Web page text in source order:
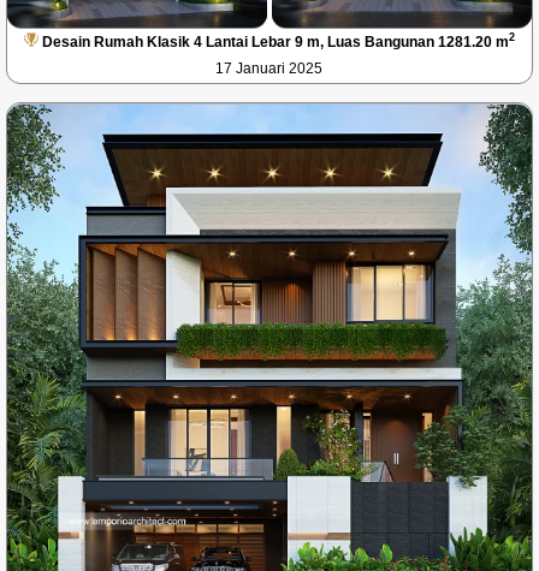
Desain Rumah Klasik 4 Lantai Lebar 9 m, Luas Bangunan 1281.20 m2
17 Januari 2025